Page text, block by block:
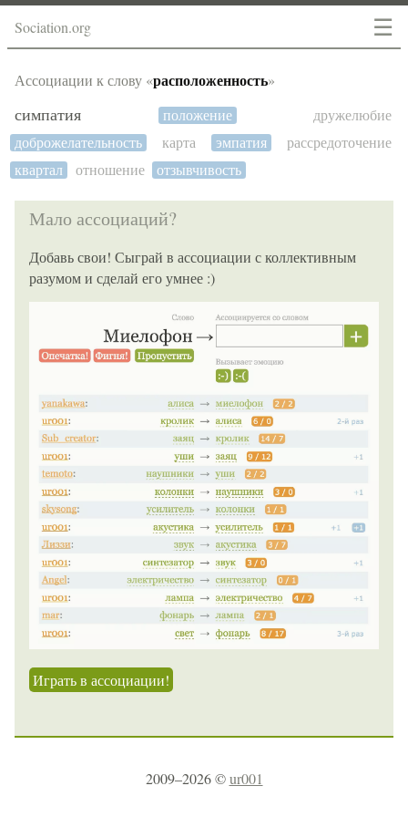
☰
Sociation.org
Ассоциации к слову «расположенность»
симпатия положение
дружелюбие
доброжелательность
карта эмпатия
рассредоточение
квартал
отношение отзывчивость
Мало ассоциаций?
Добавь свои! Сыграй в ассоциации с коллективным
разумом и сделай его умнее :)
Играть в ассоциации!
2009–2026 ©ur001